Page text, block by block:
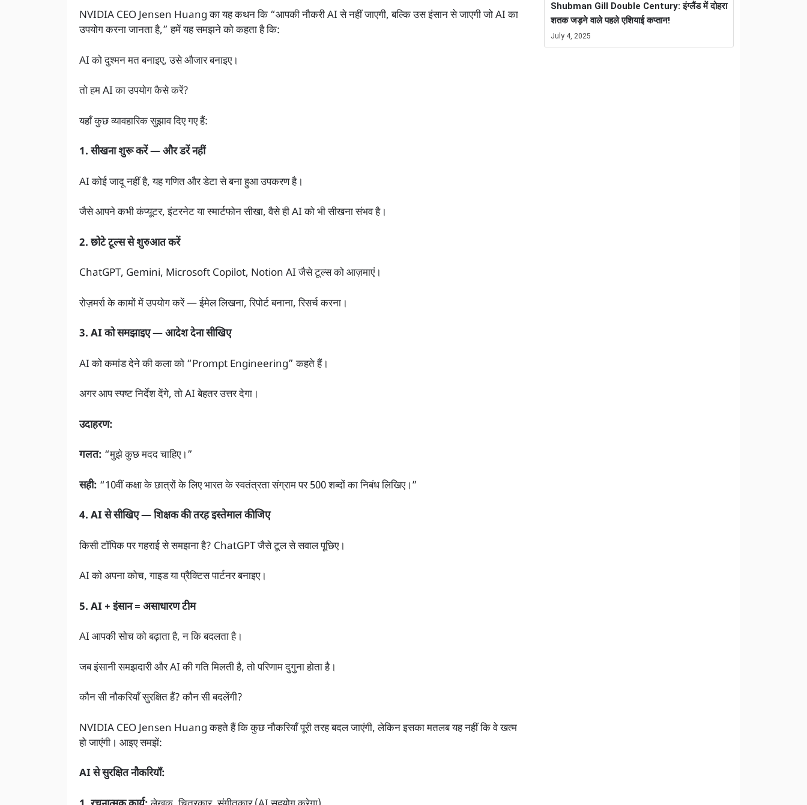
NVIDIA CEO Jensen Huang का यह कथन कि “आपकी नौकरी AI से नहीं जाएगी, बल्कि उस इंसान से जाएगी जो AI का
उपयोग करना जानता है,” हमें यह समझने को कहता है कि:
AI को दुश्मन मत बनाइए, उसे औजार बनाइए।
तो हम AI का उपयोग कैसे करें?
यहाँ कुछ व्यावहारिक सुझाव दिए गए हैं:
1. सीखना शुरू करें — और डरें नहीं
AI कोई जादू नहीं है, यह गणित और डेटा से बना हुआ उपकरण है।
जैसे आपने कभी कंप्यूटर, इंटरनेट या स्मार्टफोन सीखा, वैसे ही AI को भी सीखना संभव है।
2. छोटे टूल्स से शुरुआत करें
ChatGPT, Gemini, Microsoft Copilot, Notion AI जैसे टूल्स को आज़माएं।
रोज़मर्रा के कामों में उपयोग करें — ईमेल लिखना, रिपोर्ट बनाना, रिसर्च करना।
3. AI को समझाइए — आदेश देना सीखिए
AI को कमांड देने की कला को “Prompt Engineering” कहते हैं।
अगर आप स्पष्ट निर्देश देंगे, तो AI बेहतर उत्तर देगा।
उदाहरण:
गलत: “मुझे कुछ मदद चाहिए।”
सही: “10वीं कक्षा के छात्रों के लिए भारत के स्वतंत्रता संग्राम पर 500 शब्दों का निबंध लिखिए।”
4. AI से सीखिए — शिक्षक की तरह इस्तेमाल कीजिए
किसी टॉपिक पर गहराई से समझना है? ChatGPT जैसे टूल से सवाल पूछिए।
AI को अपना कोच, गाइड या प्रैक्टिस पार्टनर बनाइए।
5. AI + इंसान = असाधारण टीम
AI आपकी सोच को बढ़ाता है, न कि बदलता है।
जब इंसानी समझदारी और AI की गति मिलती है, तो परिणाम दुगुना होता है।
कौन सी नौकरियाँ सुरक्षित हैं? कौन सी बदलेंगी?
NVIDIA CEO Jensen Huang कहते हैं कि कुछ नौकरियाँ पूरी तरह बदल जाएंगी, लेकिन इसका मतलब यह नहीं कि वे खत्म
हो जाएंगी। आइए समझें:
AI से सुरक्षित नौकरियाँ:
Shubman Gill Double Century: इंग्लैंड में दोहरा
शतक जड़ने वाले पहले एशियाई कप्तान!
July 4, 2025